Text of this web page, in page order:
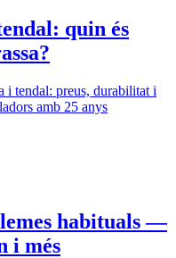
quin és
i tendal: preus, durabilitat i
amb 25 anys
habituals —
i més